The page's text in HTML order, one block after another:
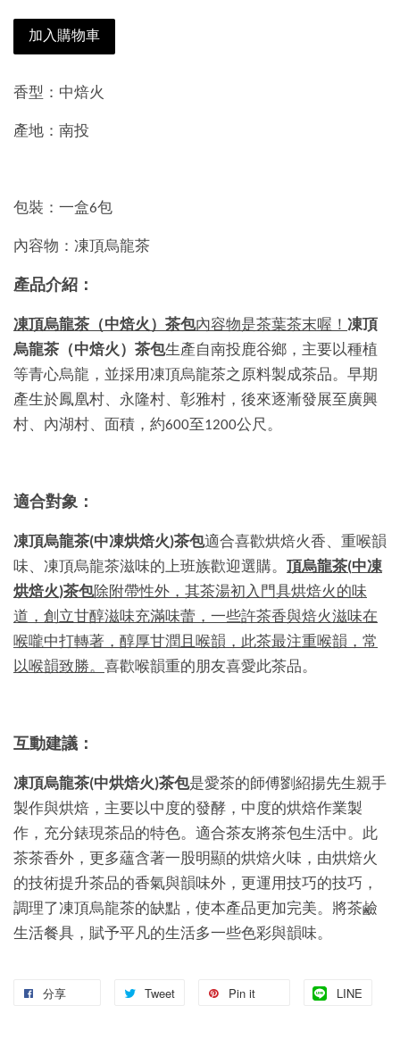
加入購物車
香型：中焙火
產地：南投
包裝：一盒6包
內容物：凍頂烏龍茶
產品介紹：
凍頂烏龍茶 （中焙火 ） 茶包內容物是茶葉茶末喔！ 凍頂
烏龍茶 （中焙火 ） 茶包生產自南投鹿谷鄉，主要以種植
等青心烏龍，並採用凍頂烏龍茶之原料製成茶品。早期
產生於鳳凰村、永隆村、彰雅村，後來逐漸發展至廣興
村、內湖村、面積，約600至1200公尺。
適合對象：
凍頂烏龍茶(中凍烘焙火)茶包適合喜歡烘焙火香、重喉韻
味、凍頂烏龍茶滋味的上班族歡迎選購。 頂烏龍茶(中凍
烘焙火)茶包除附帶性外，其茶湯初入門具烘焙火的味
道，創立甘醇滋味充滿味蕾，一些許茶香與焙火滋味在
喉嚨中打轉著，醇厚甘潤且喉韻，此茶最注重喉韻，常
以喉韻致勝。 喜歡喉韻重的朋友喜愛此茶品。
互動建議：
凍頂烏龍茶(中烘焙火)茶包是愛茶的師傅劉紹揚先生親手
製作與烘焙，主要以中度的發酵，中度的烘焙作業製
作，充分錶現茶品的特色。適合茶友將茶包生活中。此
茶茶香外，更多蘊含著一股明顯的烘焙火味，由烘焙火
的技術提升茶品的香氣與韻味外，更運用技巧的技巧，
調理了凍頂烏龍茶的缺點，使本產品更加完美。將茶鹼
生活餐具，賦予平凡的生活多一些色彩與韻味。
分享 Tweet Pin it LINE